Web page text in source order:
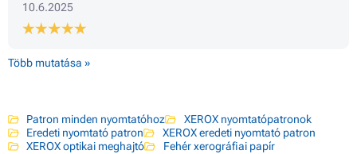
10.6.2025
Több mutatása »
Patron minden nyomtatóhoz
XEROX nyomtatópatronok
Eredeti nyomtató patron
XEROX eredeti nyomtató patron
XEROX optikai meghajtó
Fehér xerográfiai papír